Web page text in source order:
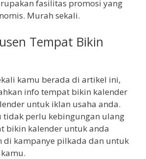
fasilitas promosi yang
Murah sekali.
Tempat Bikin
kamu berada di artikel ini,
info tempat bikin kalender
untuk iklan usaha anda.
tidak perlu kebingungan ulang
bikin kalender untuk anda
di kampanye pilkada dan untuk